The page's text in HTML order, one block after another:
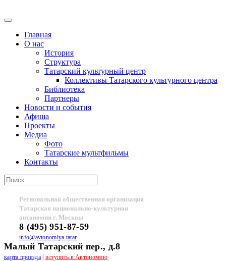
Главная
О нас
История
Структура
Татарский культурный центр
Коллективы Татарского культурного центра
Библиотека
Партнеры
Новости и события
Афиша
Проекты
Медиа
Фото
Татарские мультфильмы
Контакты
Региональная общественная организация
Татарская национально-культурная
автономия г. Москвы
8 (495) 951-87-59
info@avtonomiya.tatar
Малый Татарский пер., д.8
карта проезда| вступить в Автономию